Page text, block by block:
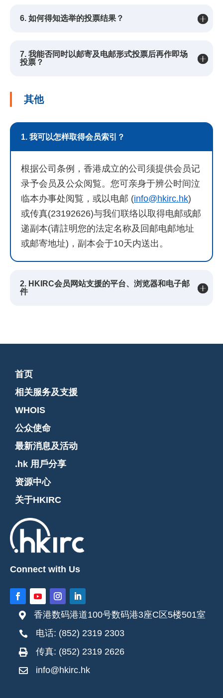
6. 如何得知选举的投票结果？
7. 我能否同时以邮寄及电邮形式投票后再作即场
投票？
其他
1. 我可以怎样取得会员索引？
根据公司条例，香港成立的公司须提供会员记
录予会员及公众阅覧。您可亲身于辨公时间泣
临本办事处阅覧，或以电邮 (info@hkirc.hk)
或传真(23192626)与我们联络以取得电邮或邮
递副本(请註明您的法定名称及回邮电邮地址
或邮寄地址)，副本会于10天内送出。
2. HKIRC会员网站支援的平台、浏览器和电子邮
件
首页
相关服务及支援
WHOIS
公众使命
最新消息及活动
.hk 用戶分享
资源中心
关于HKIRC
Connect with Us
 香港数码港道100号数码港3座C区5楼501室
 电话: (852) 2319 2303
 传真: (852) 2319 2626
 info@hkirc.hk